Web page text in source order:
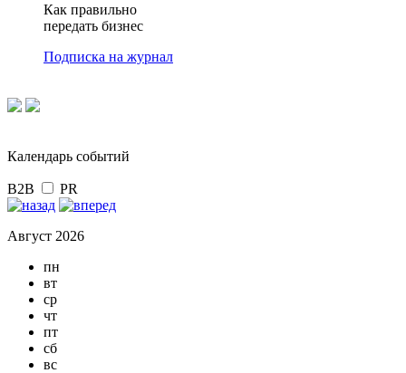
Как правильно
передать бизнес
Подписка на журнал
Календарь событий
B2B PR
Август 2026
пн
вт
ср
чт
пт
сб
вс